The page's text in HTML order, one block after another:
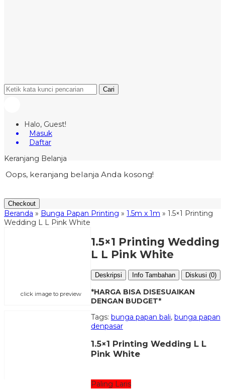
Cari
Halo, Guest!
Masuk
Daftar
Keranjang Belanja
Oops, keranjang belanja Anda kosong!
Checkout
Beranda » Bunga Papan Printing » 1.5m x 1m » 1.5×1 Printing
Wedding L L Pink White
click image to preview
Paling Laris
1.5×1 Printing Wedding
L L Pink White
Deskripsi Info Tambahan Diskusi (0)
*HARGA BISA DISESUAIKAN
DENGAN BUDGET*
Tags: bunga papan bali, bunga papan
denpasar
1.5×1 Printing Wedding L L
Pink White